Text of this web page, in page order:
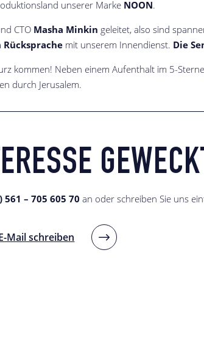
unserer Marke NOON.
CTO Masha Minkin geleitet, also sind
Rücksprache mit unserem Innendienst. Die
kommen! Neben einem Aufenthalt im 5-
durch Jerusalem.
561 – 705 605 70 an oder schreiben Sie uns
Mail schreiben